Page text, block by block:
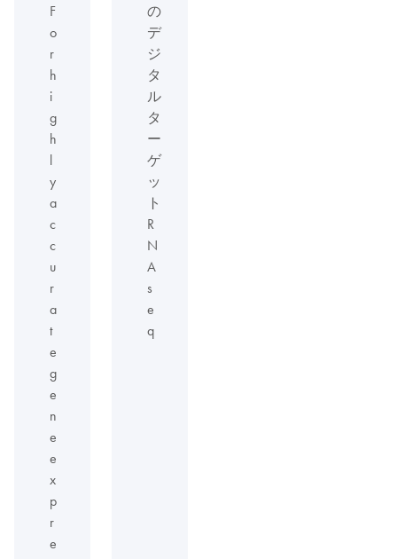
F
o
r
h
i
g
h
l
y
a
c
c
u
r
a
t
e
g
e
n
e
e
x
p
r
e
の
デ
ジ
タ
ル
タ
ー
ゲ
ッ
ト
R
N
A
s
e
q